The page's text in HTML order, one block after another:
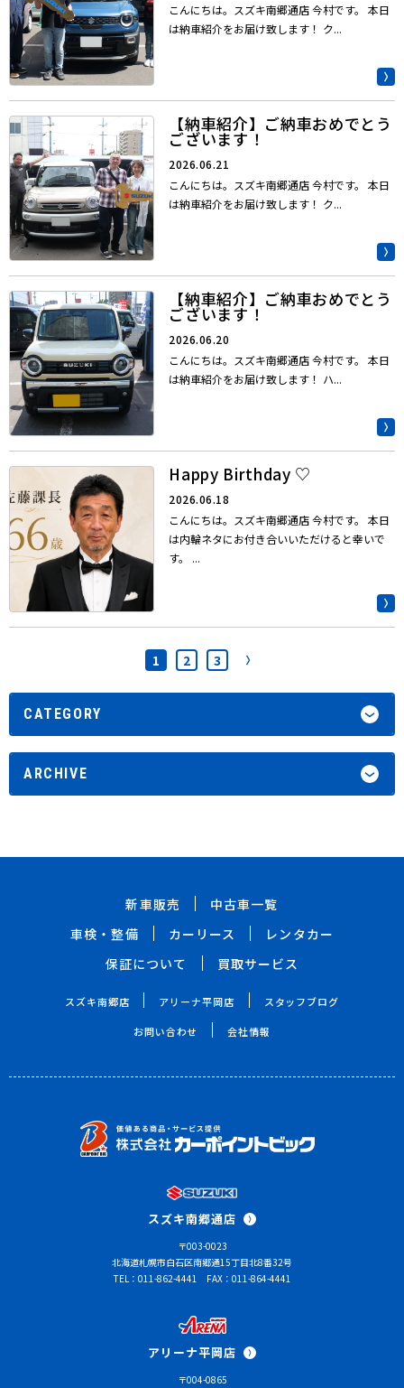
こんにちは。スズキ南郷通店 今村です。 本日
は納車紹介をお届け致します！ ク...
【納車紹介】ご納車おめでとう
ございます！
2026.06.21
こんにちは。スズキ南郷通店 今村です。 本日
は納車紹介をお届け致します！ ク...
【納車紹介】ご納車おめでとう
ございます！
2026.06.20
こんにちは。スズキ南郷通店 今村です。 本日
は納車紹介をお届け致します！ ハ...
Happy Birthday ♡
2026.06.18
こんにちは。スズキ南郷通店 今村です。 本日
は内輪ネタにお付き合いいただけると幸いで
す。 ...
1 2 3
CATEGORY
ARCHIVE
新車販売
中古車一覧
車検・整備
カーリース
レンタカー
保証について
買取サービス
スズキ南郷店 アリーナ平岡店 スタッフブログ
お問い合わせ 会社情報
スズキ南郷通店
〒003-0023
北海道札幌市白石区南郷通15丁目北8番32号
TEL：011-862-4441 FAX：011-864-4441
アリーナ平岡店
〒004-0865